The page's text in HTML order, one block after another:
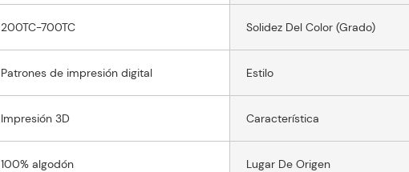
200TC-700TC Solidez Del Color (grado)
Patrones de impresión digital Estilo
Impresión 3D Característica
100% algodón Lugar De Origen